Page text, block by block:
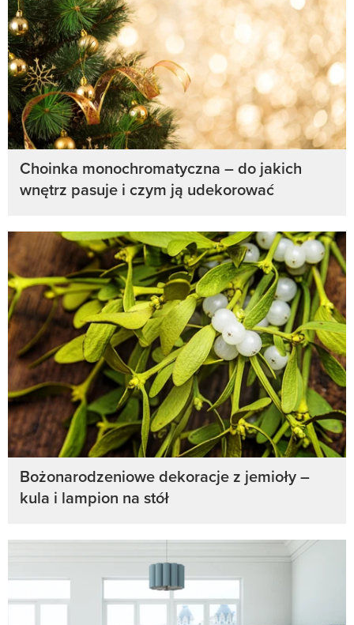
Choinka monochromatyczna – do jakich
wnętrz pasuje i czym ją udekorować
Bożonarodzeniowe dekoracje z jemioły –
kula i lampion na stół